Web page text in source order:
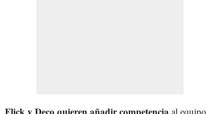
Flick y Deco quieren añadir competencia al equipo.